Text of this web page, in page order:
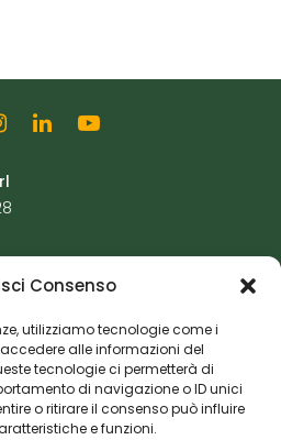
Consenso
utilizziamo tecnologie come i
alle informazioni del
tecnologie ci permetterà di
di navigazione o ID unici
o ritirare il consenso può influire
e funzioni.